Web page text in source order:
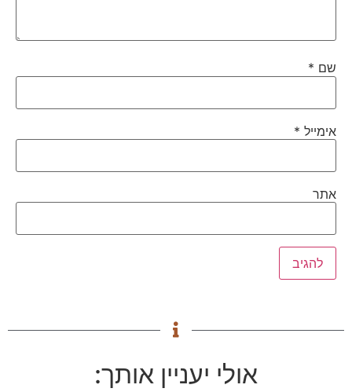
שם*
אימייל*
אתר
אולי יעניין אותך: